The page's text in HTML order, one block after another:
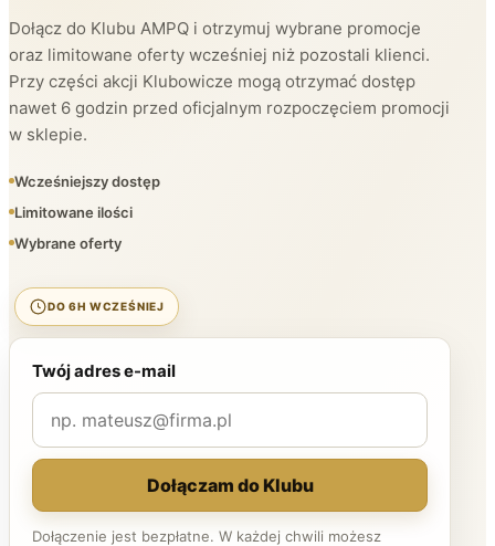
Dołącz do Klubu AMPQ i otrzymuj wybrane promocje
oraz limitowane oferty wcześniej niż pozostali klienci.
Przy części akcji Klubowicze mogą otrzymać dostęp
nawet 6 godzin przed oficjalnym rozpoczęciem promocji
w sklepie.
Wcześniejszy dostęp
Limitowane ilości
Wybrane oferty
DO 6H WCZEŚNIEJ
Twój adres e-mail
Dołączam do Klubu
Dołączenie jest bezpłatne. W każdej chwili możesz